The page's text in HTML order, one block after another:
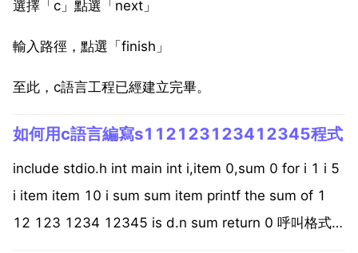
選擇「c」點選「next」
輸入路徑，點選「finish」
至此，c語言工程已經建立完畢。
如何用c語言編寫s112123123412345程式
include stdio.h int main int i,item 0,sum 0 for i 1 i 5
i item item 10 i sum sum item printf the sum of 1
12 123 1234 12345 is d.n sum return 0 呼叫格式